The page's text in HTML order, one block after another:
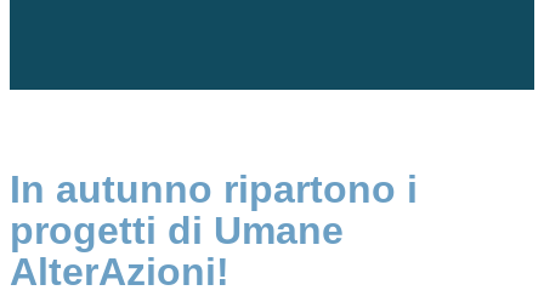
In autunno ripartono i
progetti di Umane
AlterAzioni!